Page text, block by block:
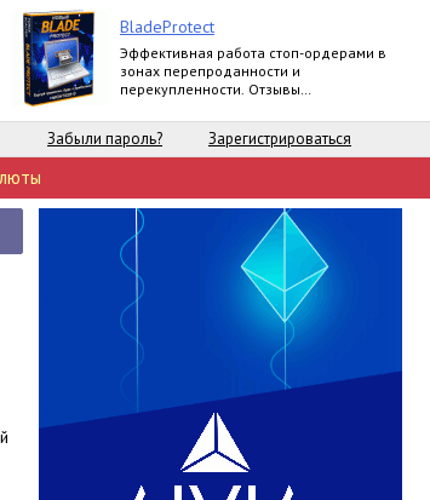
BladeProtect
Эффективная работа стоп-ордерами в
зонах перепроданности и
перекупленности. Отзывы
https://www.mql5.com/ru/market/product/
Забыли пароль? Зарегистрироваться